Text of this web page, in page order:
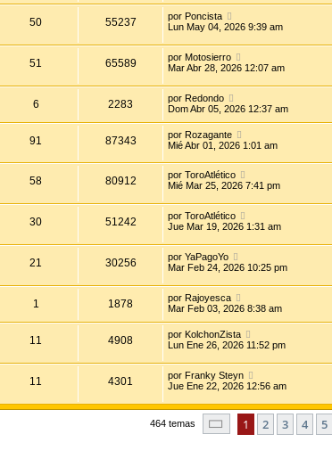
50 55237 por Poncista
Lun May 04, 2026 9:39 am
51 65589 por Motosierro
Mar Abr 28, 2026 12:07 am
6 2283 por Redondo
Dom Abr 05, 2026 12:37 am
91 87343 por Rozagante
Mié Abr 01, 2026 1:01 am
58 80912 por ToroAtlético
Mié Mar 25, 2026 7:41 pm
30 51242 por ToroAtlético
Jue Mar 19, 2026 1:31 am
21 30256 por YaPagoYo
Mar Feb 24, 2026 10:25 pm
1 1878 por Rajoyesca
Mar Feb 03, 2026 8:38 am
11 4908 por KolchonZista
Lun Ene 26, 2026 11:52 pm
11 4301 por Franky Steyn
Jue Ene 22, 2026 12:56 am
464 temas Página1 de 19
1 2 3 4 5